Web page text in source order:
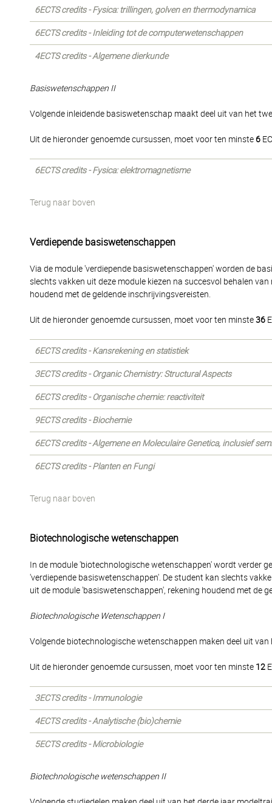
6ECTS credits - Fysica: trillingen, golven en thermodynamica
6ECTS credits - Inleiding tot de computerwetenschappen
4ECTS credits - Algemene dierkunde
Basiswetenschappen II
Volgende inleidende basiswetenschap maakt deel uit van het
Uit de hieronder genoemde cursussen, moet voor ten minste6
6ECTS credits - Fysica: elektromagnetisme
Terug naar boven
Verdiepende basiswetenschappen
Via de module 'verdiepende basiswetenschappen' worden de
slechts vakken uit deze module kiezen na succesvol behalen
houdend met de geldende inschrijvingsvereisten.
Uit de hieronder genoemde cursussen, moet voor ten minste36
6ECTS credits - Kansrekening en statistiek
3ECTS credits - Organic Chemistry: Structural Aspects
6ECTS credits - Organische chemie: reactiviteit
9ECTS credits - Biochemie
6ECTS credits - Algemene en Moleculaire Genetica, inclusief
6ECTS credits - Planten en Fungi
Terug naar boven
Biotechnologische wetenschappen
In de module 'biotechnologische wetenschappen' wordt verder
'verdiepende basiswetenschappen'. De student kan slechts
uit de module 'basiswetenschappen', rekening houdend met de
Biotechnologische Wetenschappen I
Volgende biotechnologische wetenschappen maken deel uit
Uit de hieronder genoemde cursussen, moet voor ten minste 12
3ECTS credits - Immunologie
4ECTS credits - Analytische (bio)chemie
5ECTS credits - Microbiologie
Biotechnologische wetenschappen II